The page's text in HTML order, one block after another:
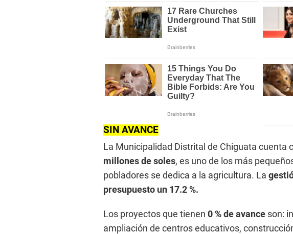
SIN AVANCE
La Municipalidad Distrital de Chiguata cuenta
millones de soles, es uno de los más
pobladores se dedica a la agricultura. La
presupuesto un 17.2 %.
Los proyectos que tienen 0 % de avance son:
ampliación de centros educativos,